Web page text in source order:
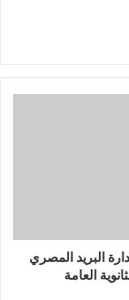
البريد المصري
العامة